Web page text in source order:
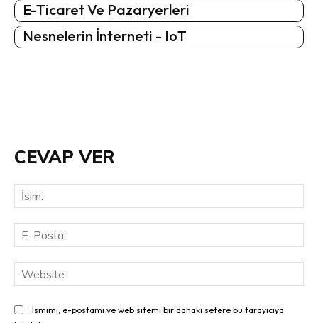
E-Ticaret Ve Pazaryerleri
Nesnelerin İnterneti - IoT
CEVAP VER
Ismimi, e-postamı ve web sitemi bir dahaki sefere bu tarayıcıya